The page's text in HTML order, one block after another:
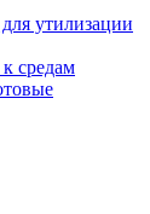
утилизации
средам